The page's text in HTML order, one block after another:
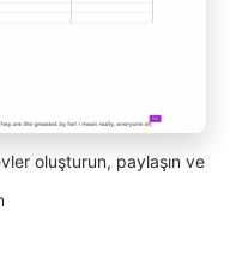
oluşturun, paylaşın ve